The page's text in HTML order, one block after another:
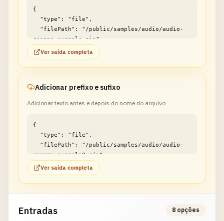
{
rename-example.zip"
}
Ver saída completa
Adicionar prefixo e sufixo
Adicionar texto antes e depois do nome do arquivo
{
rename-example2.zip"
}
Ver saída completa
Entradas 8 opções